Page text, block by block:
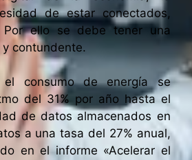
de estar conectados,
ello se debe tener una
contundente.
consumo de energía se
del 31% por año hasta el
de datos almacenados en
a una tasa del 27% anual,
en el informe «Acelerar el